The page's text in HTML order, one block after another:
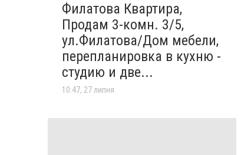
Филатова Квартира,
Продам 3-комн. 3/5,
ул.Филатова/Дом мебели,
перепланировка в кухню -
студию и две...
10:47, 27 липня